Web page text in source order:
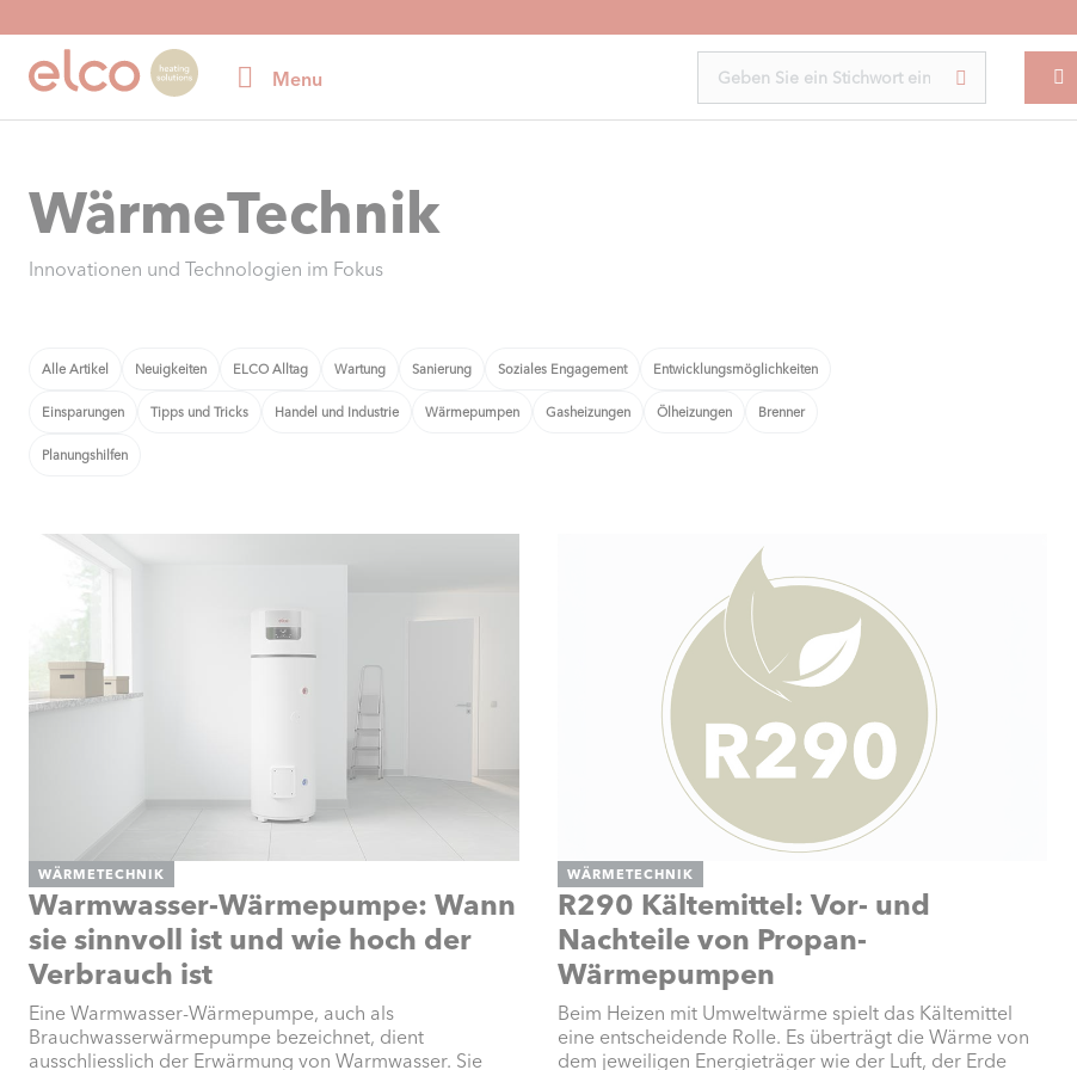
Menu
WärmeTechnik
Innovationen und Technologien im Fokus
Alle Artikel Neuigkeiten ELCO Alltag Wartung Sanierung Soziales Engagement Entwicklungsmöglichkeiten
Einsparungen Tipps und Tricks Handel und Industrie Wärmepumpen Gasheizungen Ölheizungen Brenner
Planungshilfen
WÄRMETECHNIK
Warmwasser-Wärmepumpe: Wann
sie sinnvoll ist und wie hoch der
Verbrauch ist
Eine Warmwasser-Wärmepumpe, auch als
Brauchwasserwärmepumpe bezeichnet, dient
ausschliesslich der Erwärmung von Warmwasser. Sie
WÄRMETECHNIK
R290 Kältemittel: Vor- und
Nachteile von Propan-
Wärmepumpen
Beim Heizen mit Umweltwärme spielt das Kältemittel
eine entscheidende Rolle. Es überträgt die Wärme von
dem jeweiligen Energieträger wie der Luft, der Erde